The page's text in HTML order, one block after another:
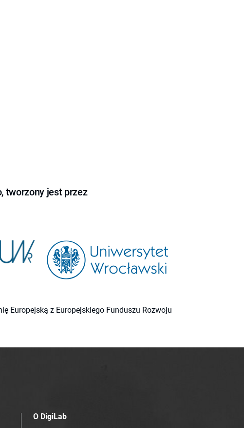
tworzony jest przez
Europejską z Europejskiego Funduszu Rozwoju
O DigiLab